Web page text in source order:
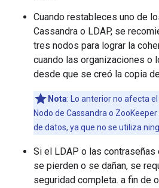
Cuando restableces uno de
Cassandra o LDAP, se
tres nodos para lograr la
cuando las organizaciones o
desde que se creó la copia
Nota: Lo anterior no afecta
Nodo de Cassandra o
de datos, ya que no se utiliza
Si el LDAP o las
se pierden o se dañan, se
seguridad completa. a fin de